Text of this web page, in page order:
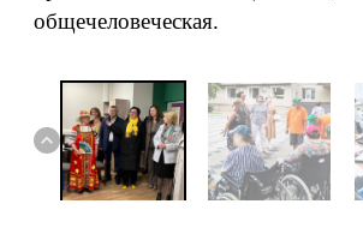
общечеловеческая.